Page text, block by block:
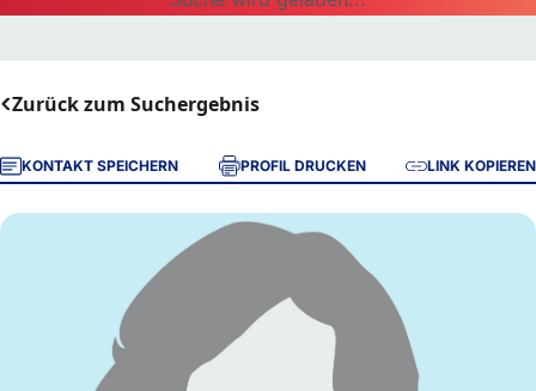
Zurück zum Suchergebnis
KONTAKT SPEICHERN PROFIL DRUCKEN LINK KOPIEREN